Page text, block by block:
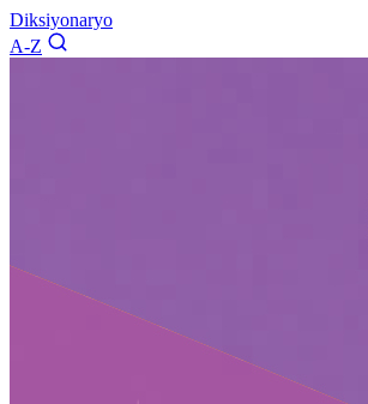
Diksiyonaryo
A-Z